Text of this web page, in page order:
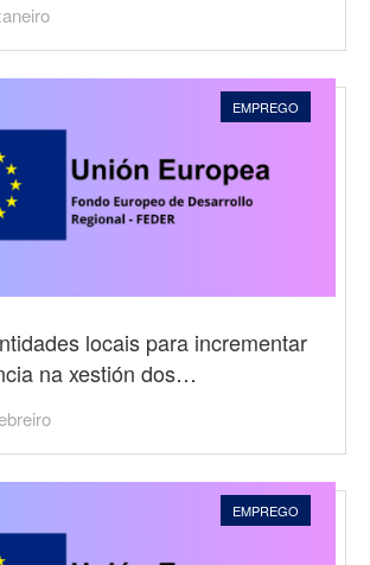
EMPREGO
locais para incrementar
na xestión dos…
EMPREGO